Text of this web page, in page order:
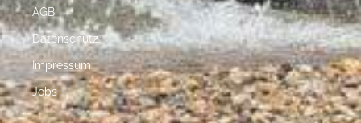
AGB
Datenschutz
Impressum
Jobs